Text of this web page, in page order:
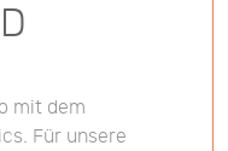
mit dem
Für unsere